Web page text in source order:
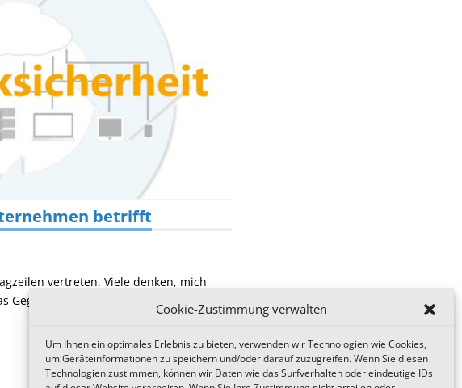
Cookie-Zustimmung verwalten
Um Ihnen ein optimales Erlebnis zu bieten, verwenden wir Technologien wie Cookies,
um Geräteinformationen zu speichern und/oder darauf zuzugreifen. Wenn Sie diesen
Technologien zustimmen, können wir Daten wie das Surfverhalten oder eindeutige IDs
betrifft
vertreten. Viele denken, mich
Es kann jeden treffen! Unsere